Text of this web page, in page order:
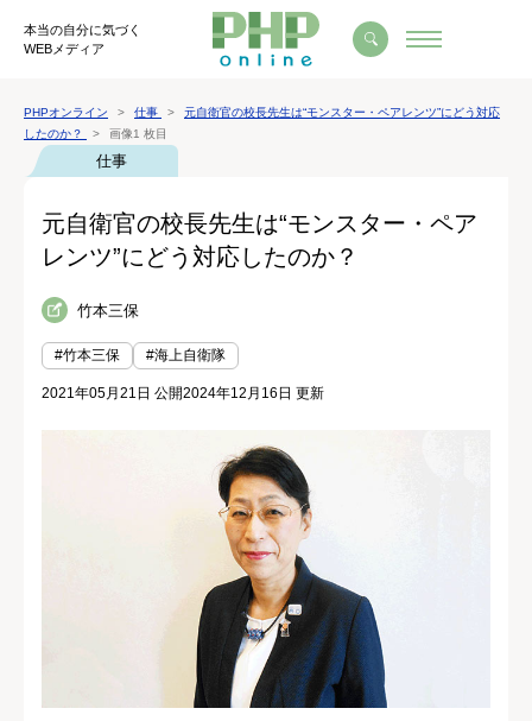
本当の自分に気づく
WEBメディア
PHPオンライン 仕事
元自衛官の校長先生は“モンスター・ペアレンツ”にどう対応
したのか？
画像1 枚目
仕事
元自衛官の校長先生は“モンスター・ペア
レンツ”にどう対応したのか？
竹本三保
#竹本三保 #海上自衛隊
2021年05月21日 公開2024年12月16日 更新